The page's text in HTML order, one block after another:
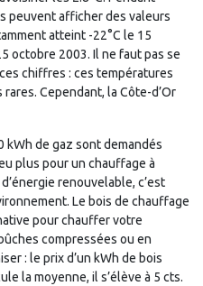
peuvent afficher des valeurs
atteint -22°C le 15
octobre 2003. Il ne faut pas se
chiffres : ces températures
Cependant, la Côte-d’Or
kWh de gaz sont demandés
plus pour un chauffage à
renouvelable, c’est
Le bois de chauffage
pour chauffer votre
compressées ou en
: le prix d’un kWh de bois
la moyenne, il s’élève à 5 cts.